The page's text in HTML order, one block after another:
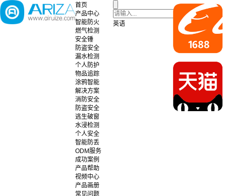
首页
产品中心
智能防火
燃气检测
安全锤
防盗安全
漏水检测
个人防护
物品追踪
涂鸦智能
解决方案
消防安全
防盗安全
逃生破窗
水浸检测
个人安全
智能防丢
ODM服务
成功案例
产品帮助
视频中心
产品画册
常见问题
英语